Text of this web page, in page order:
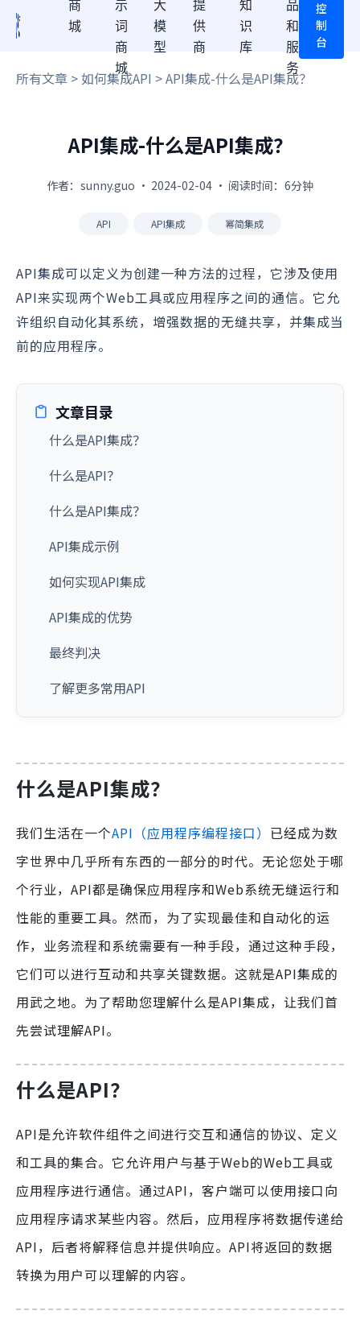
商
城
示
词
商
城
大
模
型
提
供
商
知
识
库
品
和
服
务
控
制
台
所有文章 >如何集成API > API集成-什么是API集成？
API集成-什么是API集成？
作者：sunny.guo · 2024-02-04 · 阅读时间：6分钟
API API集成 幂简集成
API集成可以定义为创建一种方法的过程，它涉及使用
API来实现两个Web工具或应用程序之间的通信。它允
许组织自动化其系统，增强数据的无缝共享，并集成当
前的应用程序。
文章目录
什么是API集成？
什么是API？
什么是API集成？
API集成示例
如何实现API集成
API集成的优势
最终判决
了解更多常用API
什么是API集成？
我们生活在一个API（应用程序编程接口） 已经成为数
字世界中几乎所有东西的一部分的时代。无论您处于哪
个行业，API都是确保应用程序和Web系统无缝运行和
性能的重要工具。然而，为了实现最佳和自动化的运
作，业务流程和系统需要有一种手段，通过这种手段，
它们可以进行互动和共享关键数据。这就是API集成的
用武之地。为了帮助您理解什么是API集成，让我们首
先尝试理解API。
什么是API？
API是允许软件组件之间进行交互和通信的协议、定义
和工具的集合。它允许用户与基于Web的Web工具或
应用程序进行通信。通过API，客户端可以使用接口向
应用程序请求某些内容。然后，应用程序将数据传递给
API，后者将解释信息并提供响应。API将返回的数据
转换为用户可以理解的内容。